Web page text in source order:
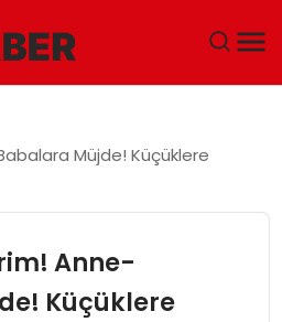
Müjde! Küçüklere
Anne-
Küçüklere